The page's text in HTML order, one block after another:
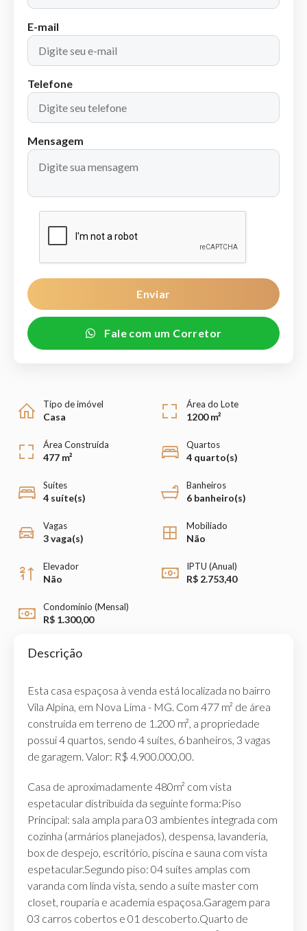
E-mail
Telefone
Mensagem
Enviar
Fale com um Corretor
Tipo de imóvel
Casa
Área do Lote
1200 m²
Área Construída
477 m²
Quartos
4 quarto(s)
Suítes
4 suíte(s)
Banheiros
6 banheiro(s)
Vagas
3 vaga(s)
Mobiliado
Não
Elevador
Não
IPTU (Anual)
R$ 2.753,40
Condomínio (Mensal)
R$ 1.300,00
Descrição
Esta casa espaçosa à venda está localizada no bairro
Vila Alpina, em Nova Lima - MG. Com 477 m² de área
construída em terreno de 1.200 m², a propriedade
possui 4 quartos, sendo 4 suítes, 6 banheiros, 3 vagas
de garagem. Valor: R$ 4.900.000,00.
Casa de aproximadamente 480m² com vista
espetacular distribuída da seguinte forma:Piso
Principal: sala ampla para 03 ambientes integrada com
cozinha (armários planejados), despensa, lavanderia,
box de despejo, escritório, piscina e sauna com vista
espetacular.Segundo piso: 04 suítes amplas com
varanda com linda vista, sendo a suíte master com
closet, rouparia e academia espaçosa.Garagem para
03 carros cobertos e 01 descoberto.Quarto de